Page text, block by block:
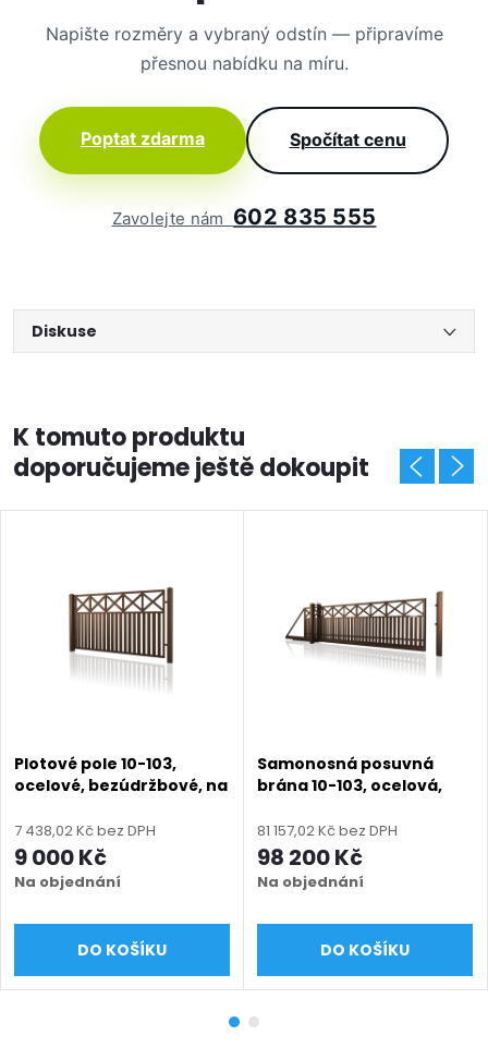
Napište rozměry a vybraný odstín — připravíme
přesnou nabídku na míru.
Poptat zdarma Spočítat cenu
Zavolejte nám 602 835 555
Diskuse
K tomuto produktu
doporučujeme ještě dokoupit
Plotové pole 10-103,
ocelové, bezúdržbové, na
mm, výška 800–1950
mm), hnědá RAL 8014
matná
7 438,02 Kč bez DPH
9 000 Kč
Na objednání
DO KOŠÍKU
Samonosná posuvná
brána 10-103, ocelová,
(šířka 1500 - 6000 mm,
výška 1000 - 1950 mm),
hnědá RAL 8014 matná
81 157,02 Kč bez DPH
98 200 Kč
Na objednání
DO KOŠÍKU